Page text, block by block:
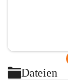
Dateien